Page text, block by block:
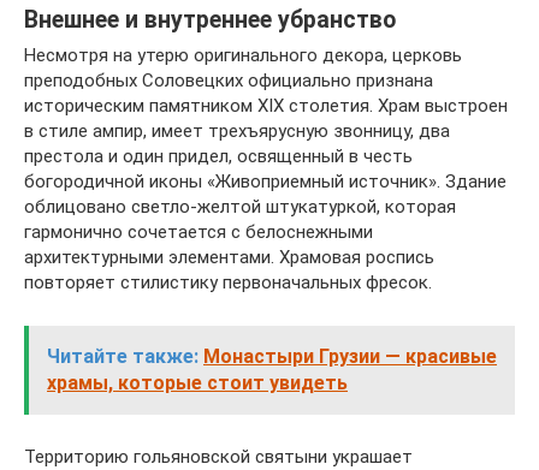
Внешнее и внутреннее убранство
Несмотря на утерю оригинального декора, церковь
преподобных Соловецких официально признана
историческим памятником XIX столетия. Храм выстроен
в стиле ампир, имеет трехъярусную звонницу, два
престола и один придел, освященный в честь
богородичной иконы «Живоприемный источник». Здание
облицовано светло-желтой штукатуркой, которая
гармонично сочетается с белоснежными
архитектурными элементами. Храмовая роспись
повторяет стилистику первоначальных фресок.
Читайте также: Монастыри Грузии — красивые
храмы, которые стоит увидеть
Территорию гольяновской святыни украшает